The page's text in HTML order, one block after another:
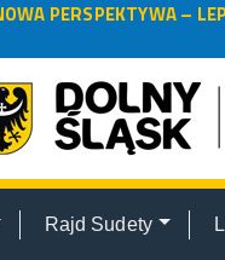
PERSPEKTYWA –
Rajd Sudety